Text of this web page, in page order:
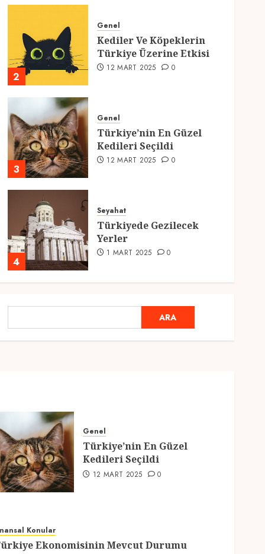
2
Genel
Kediler Ve Köpeklerin
Türkiye Üzerine Etkisi
12 MART 2025 0
3
Genel
Türkiye’nin En Güzel
Kedileri Seçildi
12 MART 2025 0
4
Seyahat
Türkiyede Gezilecek
Yerler
1 MART 2025 0
Ramazan Ayı 2025:
Manevi Atmosfer ve Özel
Hazırlıklar
1
2
ARA
Genel
Türkiye’nin En Güzel
Kedileri Seçildi
12 MART 2025 0
Konular
Ekonomisinin Mevcut Durumu